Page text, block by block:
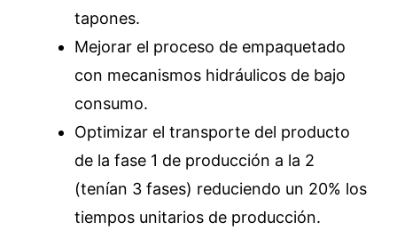
tapones.
Mejorar el proceso de empaquetado
con mecanismos hidráulicos de bajo
consumo.
Optimizar el transporte del producto
de la fase 1 de producción a la 2
(tenían 3 fases) reduciendo un 20% los
tiempos unitarios de producción.